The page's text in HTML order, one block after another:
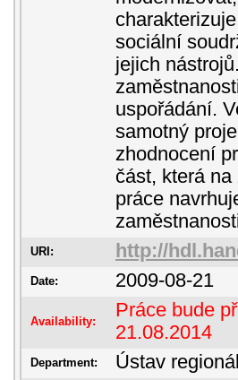
sociální
jejich
uspořádání.
samotný
zhodnocení
část, která
práce
URI: http://
Date: 2009-08-21
Availability:
Práce bude
21.08.2014
Department: Ústav